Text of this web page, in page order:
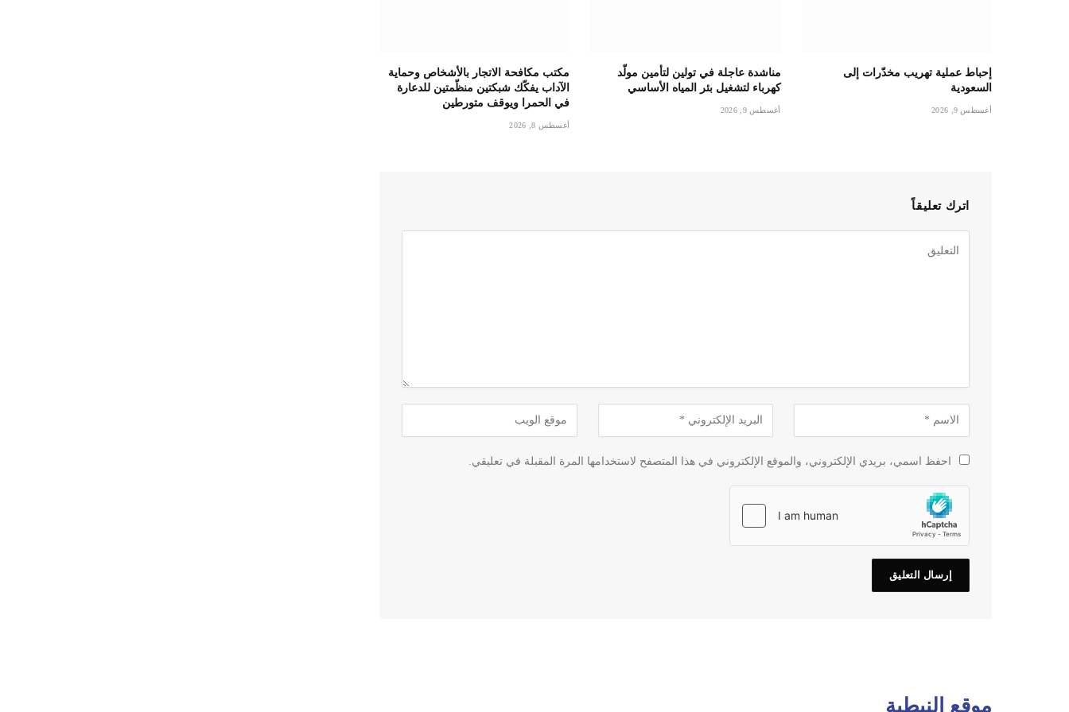
إحباط عملية تهريب مخدّرات إلى
السعودية
أغسطس 9, 2026
مناشدة عاجلة في تولين لتأمين مولّد
كهرباء لتشغيل بئر المياه الأساسي
أغسطس 9, 2026
مكتب مكافحة الاتجار بالأشخاص وحماية
الآداب يفكّك شبكتين منظّمتين للدعارة
في الحمرا ويوقف متورطين
أغسطس 8, 2026
اترك تعليقاً
احفظ اسمي، بريدي الإلكتروني، والموقع الإلكتروني في هذا المتصفح لاستخدامها المرة المقبلة في تعليقي.
موقع النبطية